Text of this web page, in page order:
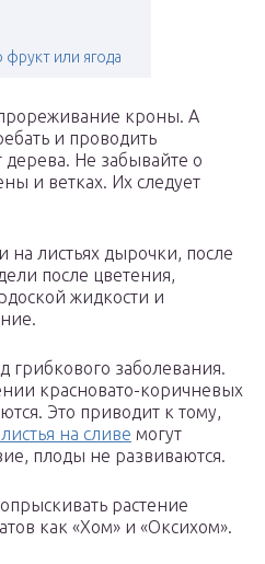
или ягода
кроны. А
и проводить
Не забывайте о
и ветках. Их следует
на листьях дырочки, после
после цветения,
жидкости и
грибкового заболевания.
красновато-коричневых
Это приводит к тому,
на сливе могут
плоды не развиваются.
растение
как «Хом» и «Оксихом».